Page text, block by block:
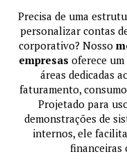
Precisa de uma
personalizar contas
corporativo? Nosso
empresas oferece
áreas dedicadas
faturamento,
Projetado para
demonstrações de
internos, ele
financeiras